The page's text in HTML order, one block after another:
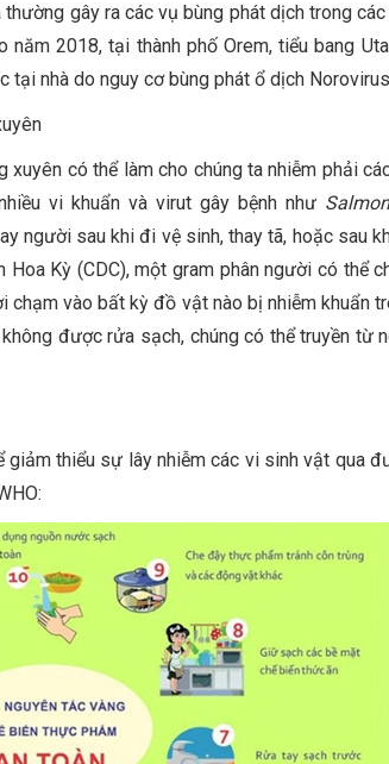
gây ra các vụ bùng phát dịch trong
2018, tại thành phố Orem, tiểu bang
nhà do nguy cơ bùng phát ổ dịch
có thể làm cho chúng ta nhiễm phải
vi khuẩn và virut gây bệnh như
người sau khi đi vệ sinh, thay tã, hoặc sau
Kỳ (CDC), một gram phân người có thể
chạm vào bất kỳ đồ vật nào bị nhiễm khuẩn
được rửa sạch, chúng có thể truyền từ
thiểu sự lây nhiễm các vi sinh vật qua